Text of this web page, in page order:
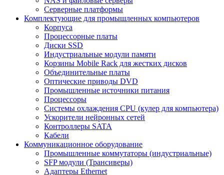
Серверные платформы
Комплектующие для промышленных компьютеров
Корпуса
Процессорные платы
Диски SSD
Индустриальные модули памяти
Корзины Mobile Rack для жестких дисков
Объединительные платы
Оптические приводы DVD
Промышленные источники питания
Процессоры
Системы охлаждения CPU (кулер для компьютера)
Ускорители нейронных сетей
Контроллеры SATA
Кабели
Коммуникационное оборудование
Промышленные коммутаторы (индустриальные)
SFP модули (Трансиверы)
Адаптеры Ethernet